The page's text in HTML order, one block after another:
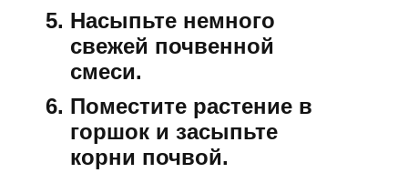
Насыпьте немного
свежей почвенной
смеси.
Поместите растение в
горшок и засыпьте
корни почвой.